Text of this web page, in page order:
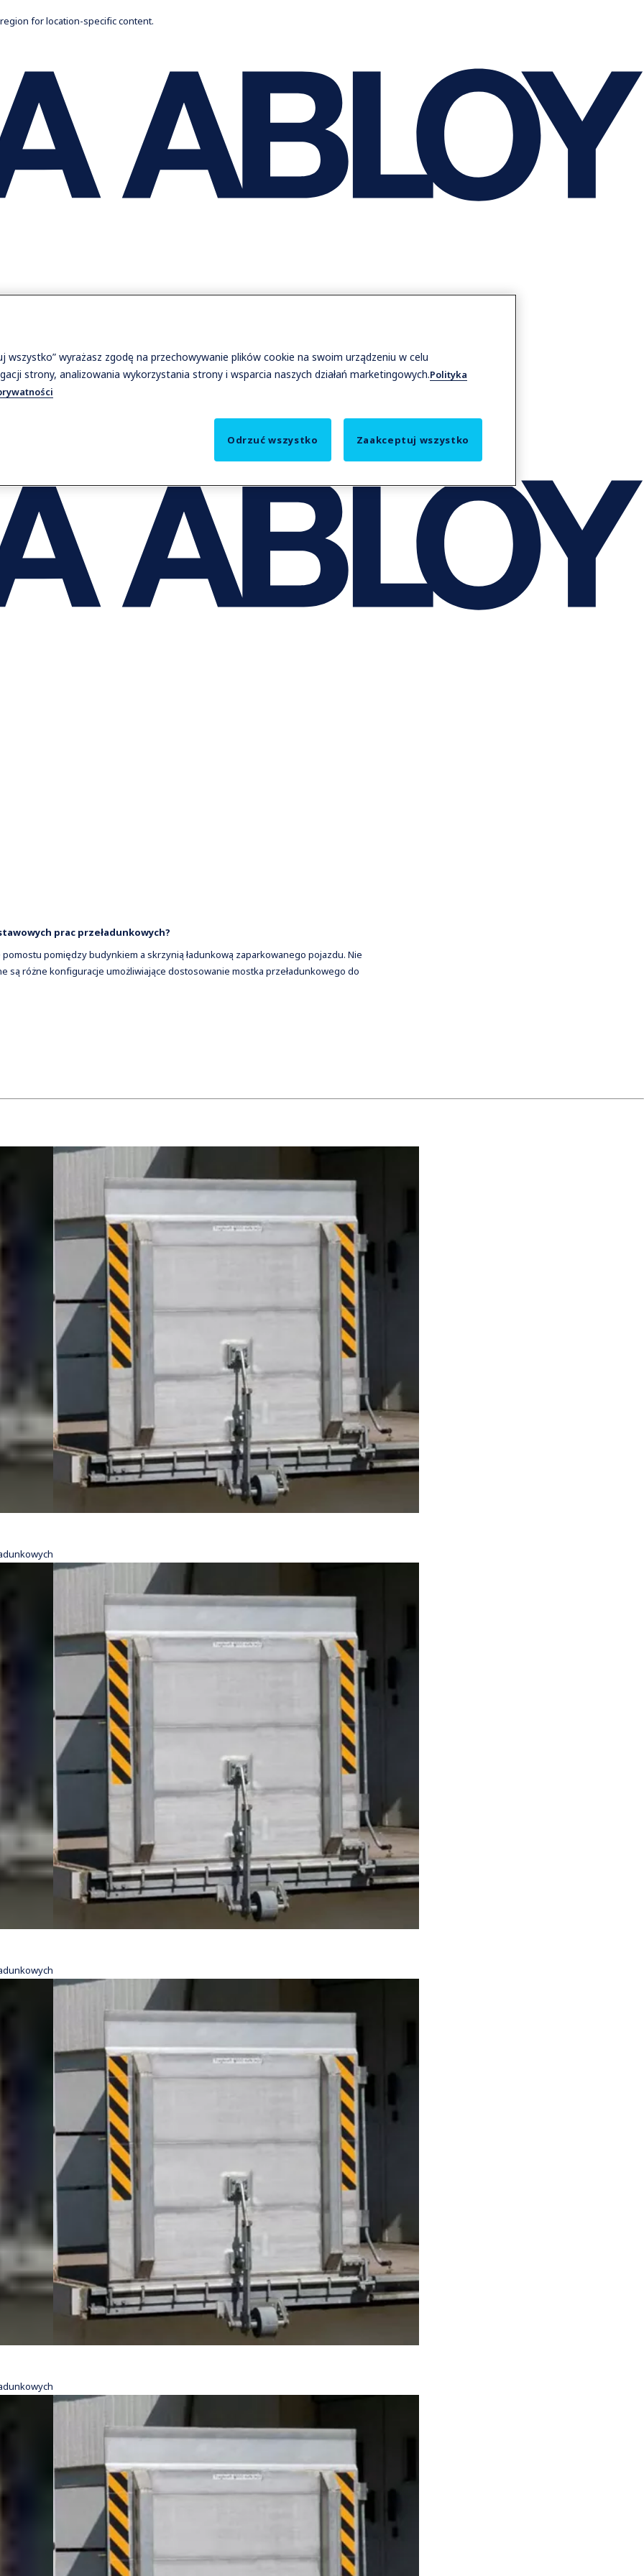
for location-specific content.
prac przeładunkowych?
pomiędzy budynkiem a skrzynią ładunkową zaparkowanego pojazdu. Nie
są różne konfiguracje umożliwiające dostosowanie mostka przeładunkowego do
wszystko” wyrażasz zgodę na przechowywanie plików cookie na swoim urządzeniu w celu
strony, analizowania wykorzystania strony i wsparcia naszych działań marketingowych.Polityka
Odrzuć wszystko Zaakceptuj wszystko